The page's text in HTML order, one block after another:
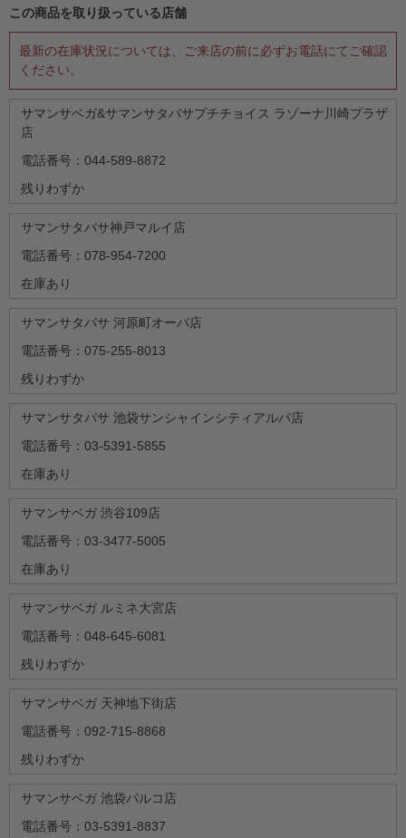
この商品を取り扱っている店舗
最新の在庫状況については、ご来店の前に必ずお電話にてご確認
ください。
サマンサベガ&サマンサタバサプチチョイス ラゾーナ川崎プラザ
店
電話番号：044-589-8872
残りわずか
サマンサタバサ神戸マルイ店
電話番号：078-954-7200
在庫あり
サマンサタバサ 河原町オーパ店
電話番号：075-255-8013
残りわずか
サマンサタバサ 池袋サンシャインシティアルパ店
電話番号：03-5391-5855
在庫あり
サマンサベガ 渋谷109店
電話番号：03-3477-5005
在庫あり
サマンサベガ ルミネ大宮店
電話番号：048-645-6081
残りわずか
サマンサベガ 天神地下街店
電話番号：092-715-8868
残りわずか
サマンサベガ 池袋パルコ店
電話番号：03-5391-8837